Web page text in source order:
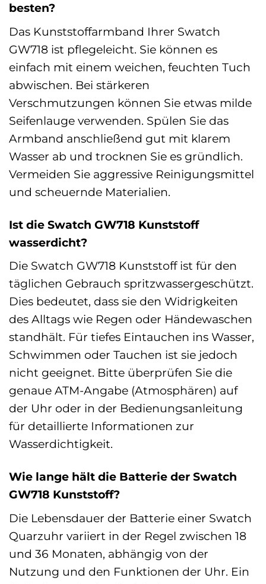
besten?
Das Kunststoffarmband Ihrer Swatch
GW718 ist pflegeleicht. Sie können es
einfach mit einem weichen, feuchten Tuch
abwischen. Bei stärkeren
Verschmutzungen können Sie etwas milde
Seifenlauge verwenden. Spülen Sie das
Armband anschließend gut mit klarem
Wasser ab und trocknen Sie es gründlich.
Vermeiden Sie aggressive Reinigungsmittel
und scheuernde Materialien.
Ist die Swatch GW718 Kunststoff
wasserdicht?
Die Swatch GW718 Kunststoff ist für den
täglichen Gebrauch spritzwassergeschützt.
Dies bedeutet, dass sie den Widrigkeiten
des Alltags wie Regen oder Händewaschen
standhält. Für tiefes Eintauchen ins Wasser,
Schwimmen oder Tauchen ist sie jedoch
nicht geeignet. Bitte überprüfen Sie die
genaue ATM-Angabe (Atmosphären) auf
der Uhr oder in der Bedienungsanleitung
für detaillierte Informationen zur
Wasserdichtigkeit.
Wie lange hält die Batterie der Swatch
GW718 Kunststoff?
Die Lebensdauer der Batterie einer Swatch
Quarzuhr variiert in der Regel zwischen 18
und 36 Monaten, abhängig von der
Nutzung und den Funktionen der Uhr. Ein